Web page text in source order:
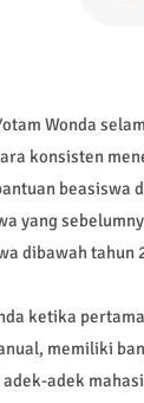
Wonda
konsisten
beasiswa
yang
dibawah tahun
ketika
memiliki
adek